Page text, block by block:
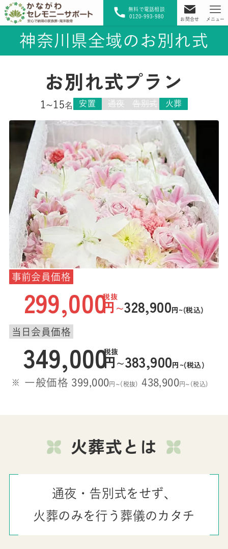
無料で電話相談
0120-993-980
お問合せ メニュー
神奈川県全域のお別れ式
お別れ式プラン
1~15名 安置 通夜 告別式 火葬
事前会員価格
299,000税抜
円 ~328,900円~(税込)
当日会員価格
349,000税抜
円 ~383,900円~(税込)
一般価格 399,000円~(税抜) 438,900円~(税込)
火葬式とは
通夜・告別式をせず、
火葬のみを行う葬儀のカタチ